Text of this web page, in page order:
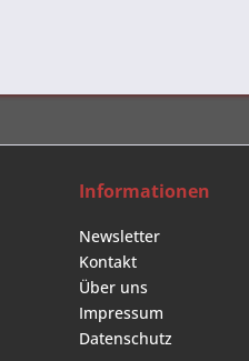
Informationen
Newsletter
Kontakt
Über uns
Impressum
Datenschutz